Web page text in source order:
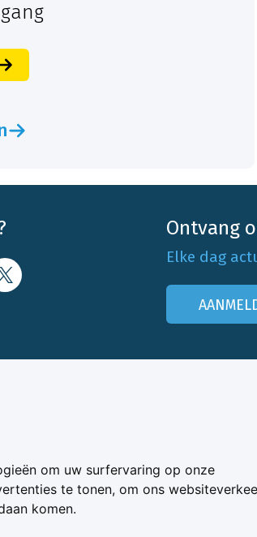
om uw surfervaring op onze
te tonen, om ons
komen.
Ontvang
Elke dag
bij Boerenbusiness